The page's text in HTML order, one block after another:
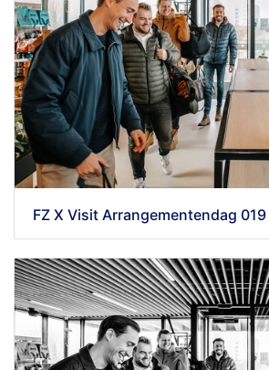
FZ X Visit Arrangementendag 019